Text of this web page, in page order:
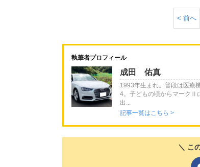
< 前へ
執筆者プロフィール
成田 佑真
1993年生まれ。普段は医療
4。子どもの頃からマークⅡ
出...
記事一覧はこちら >
＼ こ